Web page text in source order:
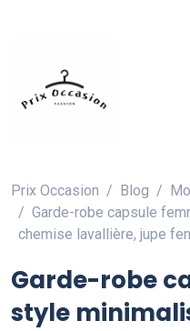
Prix Occasion Blog
Garde-robe capsule
chemise lavallière, jupe
Garde-robe
style